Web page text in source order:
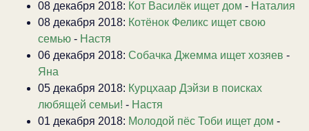
08 декабря 2018: Кот Василёк ищет дом - Наталия
08 декабря 2018: Котёнок Феликс ищет свою
семью - Настя
06 декабря 2018: Собачка Джемма ищет хозяев -
Яна
05 декабря 2018: Курцхаар Дэйзи в поисках
любящей семьи! - Настя
01 декабря 2018: Молодой пёс Тоби ищет дом -